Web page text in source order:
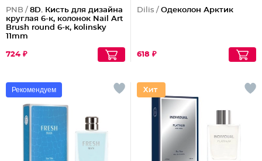
PNB / 8D. Кисть для дизайна
круглая 6-к, колонок Nail Art
Brush round 6-к, kolinsky
11mm
724 ₽
Dilis / Одеколон Арктик
618 ₽
Рекомендуем